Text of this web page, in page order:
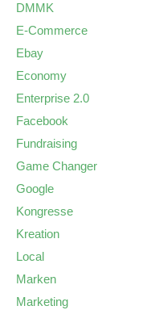
DMMK
E-Commerce
Ebay
Economy
Enterprise 2.0
Facebook
Fundraising
Game Changer
Google
Kongresse
Kreation
Local
Marken
Marketing